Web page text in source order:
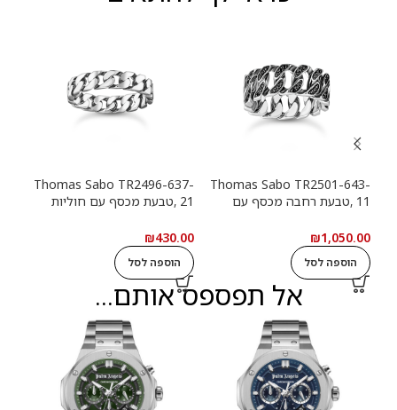
Thomas Sabo TR2501-643-
11 ,טבעת רחבה מכסף עם
₪1,050.00
הוספה לסל
Thomas Sabo TR2496-637-
21 ,טבעת מכסף עם חוליות
₪430.00
הוספה לסל
אל תפספס אותם...